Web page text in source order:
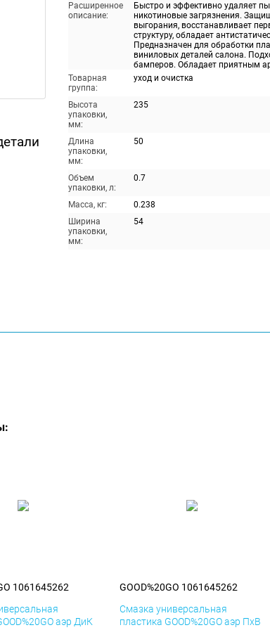
Расширенное
описание:
Быстро и эффективно удаляет
никотиновые загрязнения.
выгорания, восстанавливает
структуру, обладает
Предназначен для обработки
виниловых деталей салона.
бамперов. Обладает приятным
Товарная
группа:
уход и очистка
Высота
упаковки,
мм:
235
Длина
упаковки,
мм:
50
Объем
упаковки, л:
0.7
Масса, кг:
0.238
Ширина
упаковки,
мм:
54
1061645262
аэр ДиК
GOOD%20GO 1061645262
Смазка универсальная
пластика GOOD%20GO аэр ПхВ